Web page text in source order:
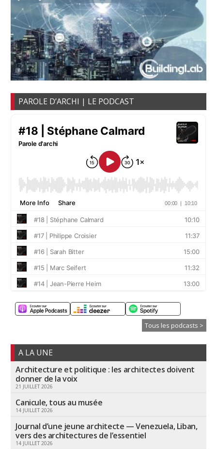
PAROLE D’ARCHI | LE PODCAST
Tous les podcasts >
A LA UNE
Architecture et politique : les architectes doivent
donner de la voix
21 JUILLET 2026
Canicule, tous au musée
14 JUILLET 2026
Journal d’une jeune architecte — Venezuela, Liban,
vers des architectures de l’essentiel
14 JUILLET 2026